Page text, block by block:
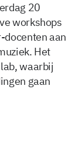
20
workshops
aan
Het
waarbij
gaan